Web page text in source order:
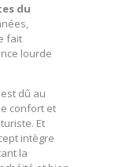
du
fait
lourde
dû au
confort et
Et
intègre
la